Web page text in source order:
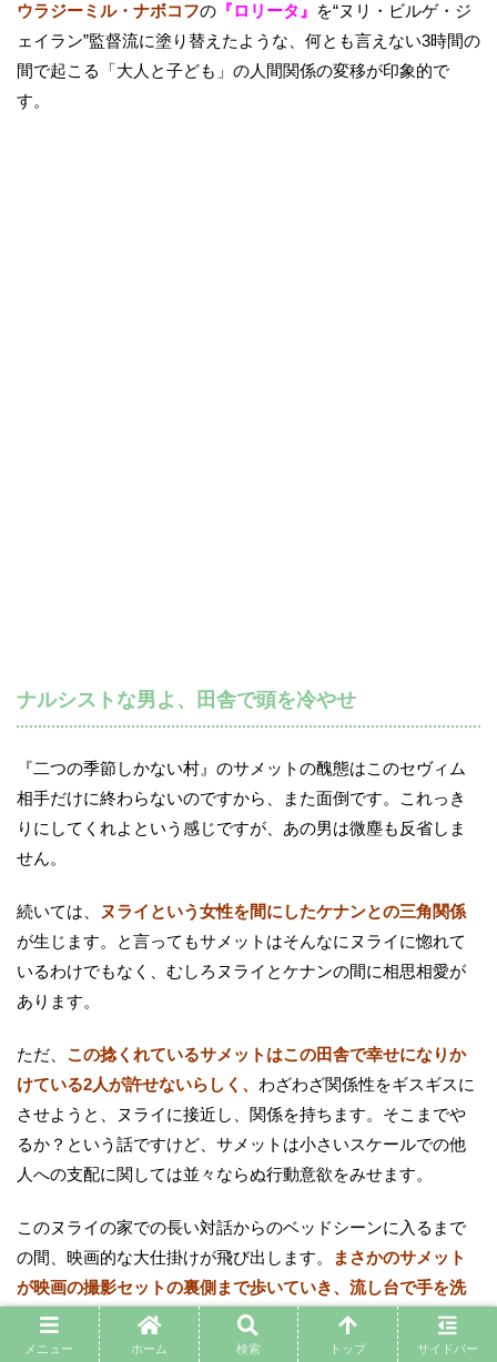
ウラジーミル・ナボコフの 『ロリータ』 を“ヌリ・ビルゲ・ジ
ェイラン”監督流に塗り替えたような、何とも言えない3時間の
間で起こる「大人と子ども」の人間関係の変移が印象的で
す。
ナルシストな男よ、田舎で頭を冷やせ
『二つの季節しかない村』のサメットの醜態はこのセヴィム
相手だけに終わらないのですから、また面倒です。これっき
りにしてくれよという感じですが、あの男は微塵も反省しま
せん。
続いては、
ヌライという女性を間にしたケナンとの三角関係
が生じます。と言ってもサメットはそんなにヌライに惚れて
いるわけでもなく、むしろヌライとケナンの間に相思相愛が
あります。
ただ、 この捻くれているサメットはこの田舎で幸せになりか
けている2人が許せないらしく、 わざわざ関係性をギスギスに
させようと、ヌライに接近し、関係を持ちます。そこまでや
るか？という話ですけど、サメットは小さいスケールでの他
人への支配に関しては並々ならぬ行動意欲をみせます。
このヌライの家での長い対話からのベッドシーンに入るまで
の間、映画的な大仕掛けが飛び出します。
まさかのサメット
が映画の撮影セットの裏側まで歩いていき、流し台で手を洗
って自分を奮い立たせるような…そんな演出です。 このシー
ンが挿入されることで、 サメットが自分で自分を演じている
メニュー ホーム 検索 トップ サイドバー